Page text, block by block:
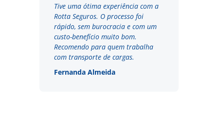
Tive uma ótima experiência com a
Rotta Seguros. O processo foi
rápido, sem burocracia e com um
custo-benefício muito bom.
Recomendo para quem trabalha
com transporte de cargas.
Fernanda Almeida